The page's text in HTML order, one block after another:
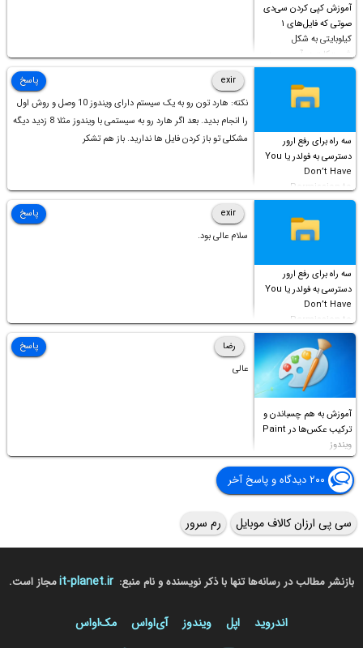
آموزش کپی کردن سی‌دی
صوتی که فایل‌های ۱
کیلوبایتی به شکل
شورت‌کات در آن موجود
است!
سه راه برای رفع ارور
دسترسی به فولدر یا You
Don’t Have
Permission to
Access this folder
exir
نکته: هارد تون رو به یک سیستم دارای ویندوز 10 وصل و روش اول
را انجام بدید. بعد اگر هارد رو به سیستمی با ویندوز مثلا 8 زدید دیگه
مشکلی تو باز کردن فایل ها ندارید. باز هم تشکر
پاسخ
سه راه برای رفع ارور
دسترسی به فولدر یا You
Don’t Have
Permission to
Access this folder
exir
سلام عالی بود.
پاسخ
آموزش به هم چسباندن و
ترکیب عکس‌ها در Paint
ویندوز
رضا
عالی
پاسخ
۲۰۰ دیدگاه و پاسخ آخر
سی پی ارزان کالاف موبایل رم سرور
بازنشر مطالب در رسانه‌ها تنها با ذکر نویسنده و نام منبع: it-planet.irمجاز است.
اندروید اپل ویندوز آی‌او‌اس مک‌او‌اس